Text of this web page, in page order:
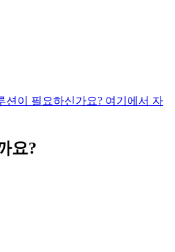
션이 필요하신가요? 여기에서 자
요?